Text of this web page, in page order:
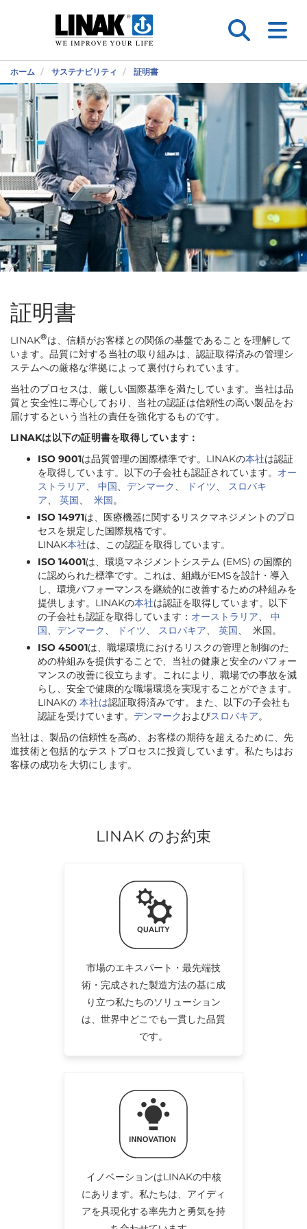
ホーム サステナビリティ 証明書
証明書
LINAK®は、信頼がお客様との関係の基盤であることを理解して
います。品質に対する当社の取り組みは、認証取得済みの管理シ
ステムへの厳格な準拠によって裏付けられています。
当社のプロセスは、厳しい国際基準を満たしています。当社は品
質と安全性に専心しており、当社の認証は信頼性の高い製品をお
届けするという当社の責任を強化するものです。
LINAKは以下の証明書を取得しています：
ISO 9001は品質管理の国際標準です。LINAKの本社は認証
を取得しています。以下の子会社も認証されています。 オー
ストラリア、 中国、 デンマーク、 ドイツ、 スロバキ
ア、 英国、 米国。
ISO 14971は、医療機器に関するリスクマネジメントのプロ
セスを規定した国際規格です。
LINAK本社は、この認証を取得しています。
ISO 14001は、環境マネジメントシステム (EMS) の国際的
に認められた標準です。これは、組織がEMSを設計・導入
し、環境パフォーマンスを継続的に改善するための枠組みを
提供します。LINAKの本社は認証を取得しています。以下
の子会社も認証を取得しています： オーストラリア、 中
国、 デンマーク、 ドイツ、 スロバキア、 英国、 米国。
ISO 45001は、職場環境におけるリスクの管理と制御のた
めの枠組みを提供することで、当社の健康と安全のパフォー
マンスの改善に役立ちます。これにより、職場での事故を減
らし、安全で健康的な職場環境を実現することができます。
LINAKの 本社は認証取得済みです。また、以下の子会社も
認証を受けています。 デンマークおよびスロバキア。
当社は、製品の信頼性を高め、お客様の期待を超えるために、先
進技術と包括的なテストプロセスに投資しています。私たちはお
客様の成功を大切にします。
LINAK のお約束
市場のエキスパート・最先端技
術・完成された製造方法の基に成
り立つ私たちのソリューション
は、世界中どこでも一貫した品質
です。
イノベーションはLINAKの中核
にあります。私たちは、アイディ
アを具現化する率先力と勇気を持